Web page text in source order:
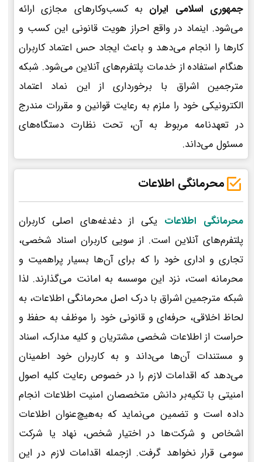
جمهوری اسلامی ایران به کسب‌وکارهای مجازی ارائه
می‌شود. اینماد در واقع احراز هویت قانونی این کسب و
کارها را انجام می‌دهد و باعث ایجاد حس اعتماد کاربران
هنگام استفاده از خدمات پلتفرم‌های آنلاین می‌شود. شبکه
مترجمین اشراق با برخورداری از این نماد اعتماد
الکترونیکی خود را ملزم به رعایت قوانین و مقررات مندرج
در تعهدنامه مربوط به آن، تحت نظارت دستگاه‌های
مسئول می‌داند.
محرمانگی اطلاعات
محرمانگی اطلاعات یکی از دغدغه‌های اصلی کاربران
پلتفرم‌های آنلاین است. از سویی کاربران اسناد شخصی،
تجاری و اداری خود را که برای آن‌ها بسیار پراهمیت و
محرمانه است، نزد این موسسه به امانت می‌گذارند. لذا
شبکه مترجمین اشراق با درک اصل محرمانگی اطلاعات، به
لحاظ اخلاقی، حرفه‌ای و قانونی خود را موظف به حفظ و
حراست از اطلاعات شخصی مشتریان و کلیه مدارک، اسناد
و مستندات آن‌ها می‌داند و به کاربران خود اطمینان
می‌دهد که اقدامات لازم را در خصوص رعایت کلیه اصول
امنیتی با تکیه‌بر دانش متخصصان امنیت اطلاعات انجام
داده است و تضمین می‌نماید که به‌هیچ‌عنوان اطلاعات
اشخاص و شرکت‌ها در اختیار شخص، نهاد یا شرکت
سومی قرار نخواهد گرفت. ازجمله اقدامات لازم در این